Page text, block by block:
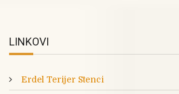
LINKOVI
Erdel Terijer Stenci